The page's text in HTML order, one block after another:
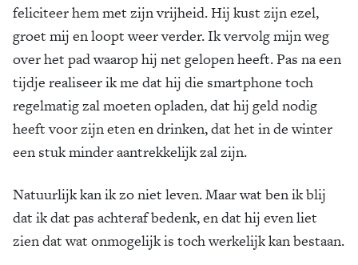
feliciteer hem met zijn vrijheid. Hij kust zijn ezel,
groet mij en loopt weer verder. Ik vervolg mijn weg
over het pad waarop hij net gelopen heeft. Pas na een
tijdje realiseer ik me dat hij die smartphone toch
regelmatig zal moeten opladen, dat hij geld nodig
heeft voor zijn eten en drinken, dat het in de winter
een stuk minder aantrekkelijk zal zijn.
Natuurlijk kan ik zo niet leven. Maar wat ben ik blij
dat ik dat pas achteraf bedenk, en dat hij even liet
zien dat wat onmogelijk is toch werkelijk kan bestaan.